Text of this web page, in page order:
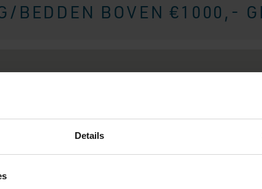
Details
BEDDEN BOVEN €1000,-